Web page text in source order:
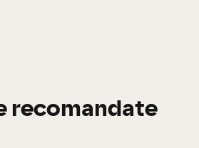
recomandate